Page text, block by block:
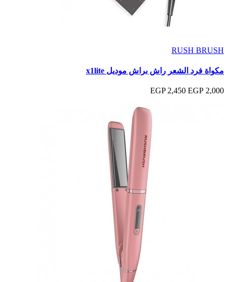
RUSH BRUSH
مكواة فرد الشعر راش براش موديل x1lite
2,000 EGP
2,450 EGP